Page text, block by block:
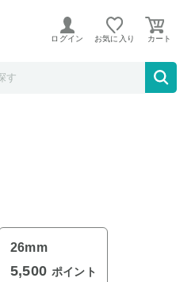
ます。
ログイン お気に入り
PRO 32 ホワイト R
26mm
5,500 ポイント